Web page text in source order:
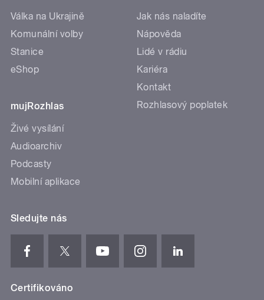
Válka na Ukrajině
Komunální volby
Stanice
eShop
mujRozhlas
Živé vysílání
Audioarchiv
Podcasty
Mobilní aplikace
Jak nás naladíte
Nápověda
Lidé v rádiu
Kariéra
Kontakt
Rozhlasový poplatek
Sledujte nás
Certifikováno